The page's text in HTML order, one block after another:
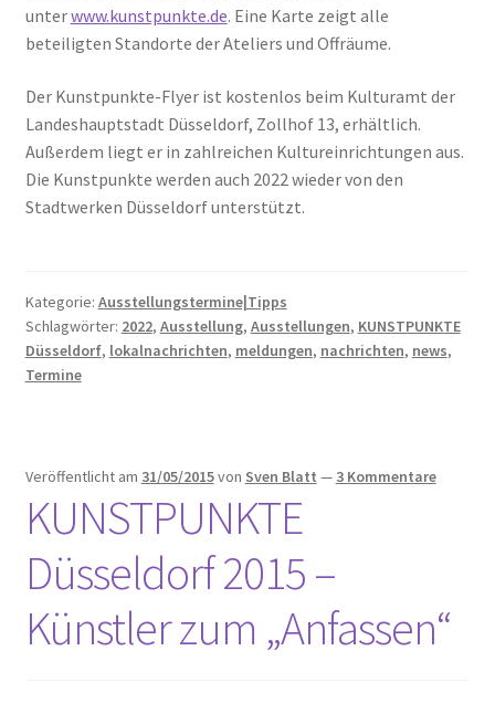
unterwww.kunstpunkte.de. Eine Karte zeigt alle
beteiligten Standorte der Ateliers und Offräume.
Der Kunstpunkte-Flyer ist kostenlos beim Kulturamt der
Landeshauptstadt Düsseldorf, Zollhof 13, erhältlich.
Außerdem liegt er in zahlreichen Kultureinrichtungen aus.
Die Kunstpunkte werden auch 2022 wieder von den
Stadtwerken Düsseldorf unterstützt.
Kategorie: Ausstellungstermine|Tipps
Schlagwörter: 2022, Ausstellung, Ausstellungen, KUNSTPUNKTE
Düsseldorf, lokalnachrichten, meldungen, nachrichten, news,
Termine
Veröffentlicht am 31/05/2015von Sven Blatt — 3 Kommentare
KUNSTPUNKTE
Düsseldorf 2015 –
Künstler zum „Anfassen“